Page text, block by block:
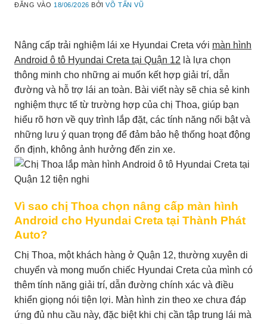
ĐĂNG VÀO 18/06/2026 BỞIVÕ TẤN VŨ
Nâng cấp trải nghiệm lái xe Hyundai Creta với màn hình
Android ô tô Hyundai Creta tại Quận 12 là lựa chọn
thông minh cho những ai muốn kết hợp giải trí, dẫn
đường và hỗ trợ lái an toàn. Bài viết này sẽ chia sẻ kinh
nghiệm thực tế từ trường hợp của chị Thoa, giúp bạn
hiểu rõ hơn về quy trình lắp đặt, các tính năng nổi bật và
những lưu ý quan trọng để đảm bảo hệ thống hoạt động
ổn định, không ảnh hưởng đến zin xe.
Vì sao chị Thoa chọn nâng cấp màn hình
Android cho Hyundai Creta tại Thành Phát
Auto?
Chị Thoa, một khách hàng ở Quận 12, thường xuyên di
chuyển và mong muốn chiếc Hyundai Creta của mình có
thêm tính năng giải trí, dẫn đường chính xác và điều
khiển giọng nói tiện lợi. Màn hình zin theo xe chưa đáp
ứng đủ nhu cầu này, đặc biệt khi chị cần tập trung lái mà